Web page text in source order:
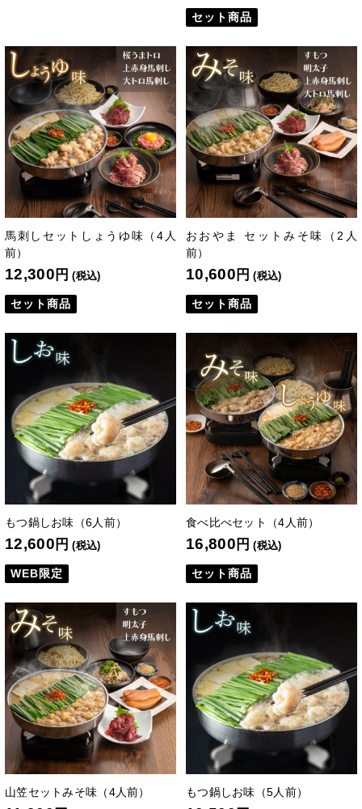
セット商品
馬刺しセットしょうゆ味（4人
前）
12,300 円 (税込)
セット商品
おおやま セットみそ味（2人
前）
10,600 円 (税込)
セット商品
もつ鍋しお味（6人前）
12,600 円 (税込)
WEB限定
食べ比べセット（4人前）
16,800 円 (税込)
セット商品
山笠セットみそ味（4人前） もつ鍋しお味（5人前）